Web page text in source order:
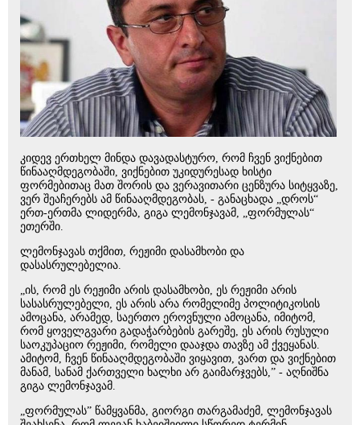
კიდევ ერთხელ მინდა დავადასტურო, რომ ჩვენ ვიქნებით
წინააღმდეგობაში, ვიქნებით უკიდურესად ხისტი
ფორმებითაც მათ შორის და ვერავითარი ცენზურა სიტყვაზე,
ვერ შეაჩერებს ამ წინააღმდეგობას, - განაცხადა „დროს“
ერთ-ერთმა ლიდერმა, გიგა ლემონჯავამ, „ფორმულას“
ეთერში.
ლემონჯავას თქმით, რეჟიმი დასამხობი და
დასასრულებელია.
„ის, რომ ეს რეჟიმი არის დასამხობი, ეს რეჟიმი არის
სასასრულებელი, ეს არის არა რომელიმე პოლიტიკოსის
ამოცანა, არამედ, საერთო ეროვნული ამოცანა, იმიტომ,
რომ ყოველგვარი გადაჭარბების გარეშე, ეს არის რუსული
საოკუპაციო რეჟიმი, რომელი დააჯდა თავზე ამ ქვეყანას.
ამიტომ, ჩვენ წინააღმდეგობაში ვიყავით, ვართ და ვიქნებით
მანამ, სანამ ქართველი ხალხი არ გაიმარჯვებს,” - აღნიშნა
გიგა ლემონჯავამ.
„ფორმულას” წამყვანმა, გიორგი თარგამაძემ, ლემონჯავას